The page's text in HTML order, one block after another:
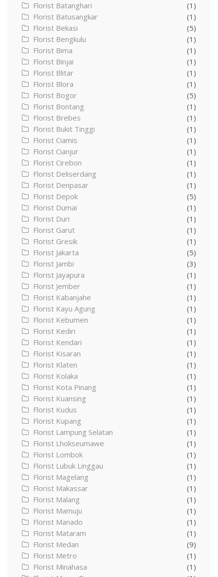
Florist Batanghari
(1)
Florist Batusangkar
(1)
Florist Bekasi
(5)
Florist Bengkulu
(1)
Florist Bima
(1)
Florist Binjai
(1)
Florist Blitar
(1)
Florist Blora
(1)
Florist Bogor
(5)
Florist Bontang
(1)
Florist Brebes
(1)
Florist Bukit Tinggi
(1)
Florist Ciamis
(1)
Florist Cianjur
(1)
Florist Cirebon
(1)
Florist Deliserdang
(1)
Florist Denpasar
(1)
Florist Depok
(5)
Florist Dumai
(1)
Florist Duri
(1)
Florist Garut
(1)
Florist Gresik
(1)
Florist Jakarta
(5)
Florist Jambi
(3)
Florist Jayapura
(1)
Florist Jember
(1)
Florist Kabanjahe
(1)
Florist Kayu Agung
(1)
Florist Kebumen
(1)
Florist Kediri
(1)
Florist Kendari
(1)
Florist Kisaran
(1)
Florist Klaten
(1)
Florist Kolaka
(1)
Florist Kota Pinang
(1)
Florist Kuansing
(1)
Florist Kudus
(1)
Florist Kupang
(1)
Florist Lampung Selatan
(1)
Florist Lhokseumawe
(1)
Florist Lombok
(1)
Florist Lubuk Linggau
(1)
Florist Magelang
(1)
Florist Makassar
(1)
Florist Malang
(1)
Florist Mamuju
(1)
Florist Manado
(1)
Florist Mataram
(1)
Florist Medan
(9)
Florist Metro
(1)
Florist Minahasa
(1)